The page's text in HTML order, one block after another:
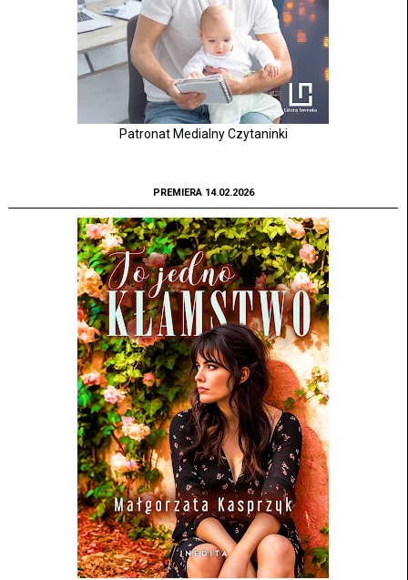
Patronat Medialny Czytaninki
PREMIERA 14.02.2026